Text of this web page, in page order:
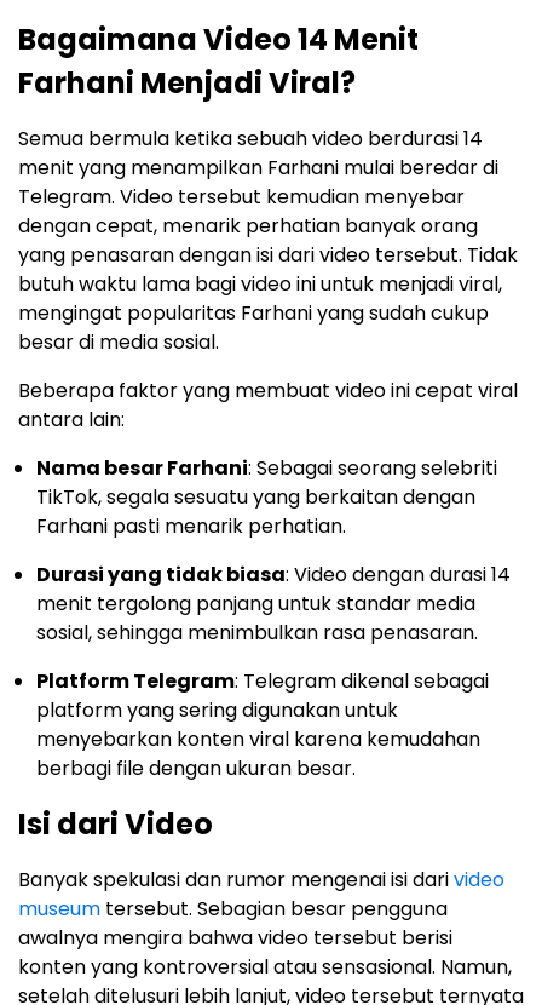
Bagaimana Video 14 Menit
Farhani Menjadi Viral?
Semua bermula ketika sebuah video berdurasi 14
menit yang menampilkan Farhani mulai beredar di
Telegram. Video tersebut kemudian menyebar
dengan cepat, menarik perhatian banyak orang
yang penasaran dengan isi dari video tersebut. Tidak
butuh waktu lama bagi video ini untuk menjadi viral,
mengingat popularitas Farhani yang sudah cukup
besar di media sosial.
Beberapa faktor yang membuat video ini cepat viral
antara lain:
Nama besar Farhani: Sebagai seorang selebriti
TikTok, segala sesuatu yang berkaitan dengan
Farhani pasti menarik perhatian.
Durasi yang tidak biasa: Video dengan durasi 14
menit tergolong panjang untuk standar media
sosial, sehingga menimbulkan rasa penasaran.
Platform Telegram: Telegram dikenal sebagai
platform yang sering digunakan untuk
menyebarkan konten viral karena kemudahan
berbagi file dengan ukuran besar.
Isi dari Video
Banyak spekulasi dan rumor mengenai isi darivideo
museum tersebut. Sebagian besar pengguna
awalnya mengira bahwa video tersebut berisi
konten yang kontroversial atau sensasional. Namun,
setelah ditelusuri lebih lanjut, video tersebut ternyata